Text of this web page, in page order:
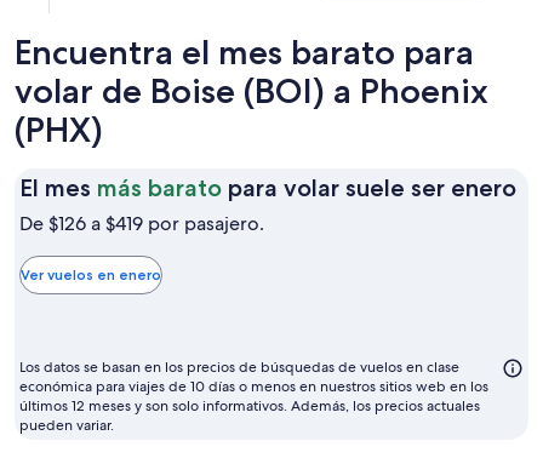
Encuentra el mes barato para
volar de Boise (BOI) a Phoenix
(PHX)
El mes más barato para volar suele ser eneroEl
De $126 a $419 por pasajero.
Ver vuelos en enero
Los datos se basan en los precios de búsquedas de vuelos en clase
económica para viajes de 10 días o menos en nuestros sitios web en los
últimos 12 meses y son solo informativos. Además, los precios actuales
pueden variar.